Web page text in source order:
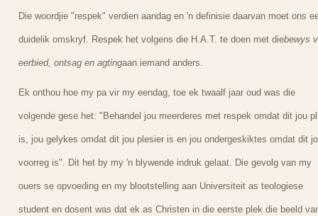
Die woordjie "respek" verdien aandag en 'n definisie daarvan moet ons
duidelik omskryf. Respek het volgens die H.A.T. te doen met diebewys
eerbied, ontsag en agtingaan iemand anders.
Ek onthou hoe my pa vir my eendag, toe ek twaalf jaar oud was die
volgende gese het: "Behandel jou meerderes met respek omdat dit jou
is, jou gelykes omdat dit jou plesier is en jou ondergeskiktes omdat dit
voorreg is". Dit het by my 'n blywende indruk gelaat. Die gevolg van my
ouers se opvoeding en my blootstelling aan Universiteit as teologiese
student en dosent was dat ek as Christen in die eerste plek die beeld